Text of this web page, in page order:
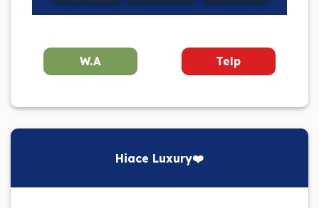
W.A Telp
Hiace Luxury❤️